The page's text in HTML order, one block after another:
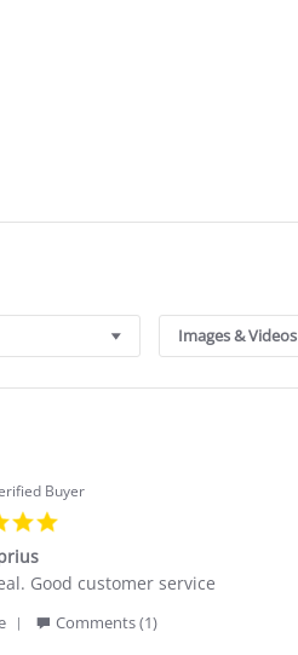
Images & Videos
Buyer
Good customer service
Comments (1)